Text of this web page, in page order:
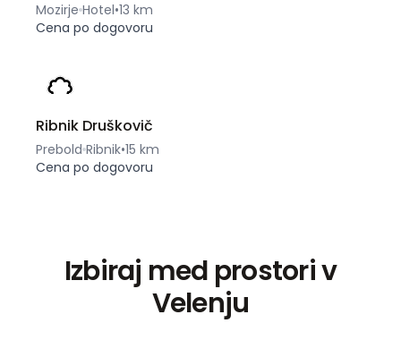
Mozirje Hotel•13 km
Cena po dogovoru
Ribnik Druškovič
Prebold Ribnik•15 km
Cena po dogovoru
Izbiraj med prostori v
Velenju